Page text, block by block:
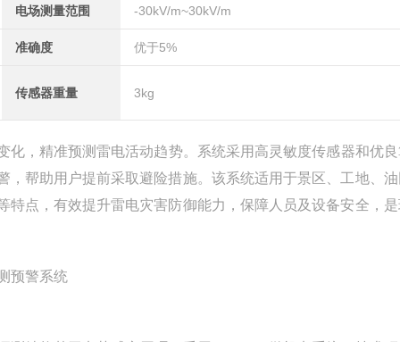
电场测量范围 -30kV/m~30kV/m
准确度 优于5%
传感器重量 3kg
，精准预测雷电活动趋势。系统采用高灵敏度传感器和优
帮助用户提前采取避险措施。该系统适用于景区、工地、
点，有效提升雷电灾害防御能力，保障人员及设备安全，